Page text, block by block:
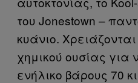
του Jonestown –
κυάνιο.
χημικού ουσίας
ενήλικο βάρους 70